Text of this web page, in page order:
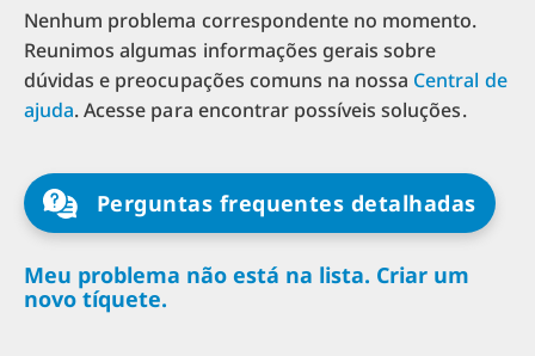
Nenhum problema correspondente no momento.
Reunimos algumas informações gerais sobre
dúvidas e preocupações comuns na nossa Central de
ajuda. Acesse para encontrar possíveis soluções.
Perguntas frequentes detalhadas
Meu problema não está na lista. Criar um
novo tíquete.